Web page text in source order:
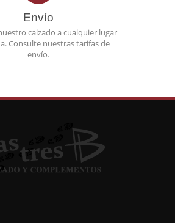
Envío
calzado a cualquier lugar
Consulte nuestras tarifas de
envío.